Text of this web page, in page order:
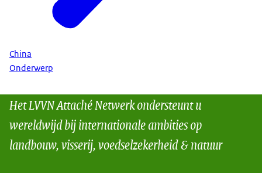
China
Onderwerp
Het LVVN Attaché Netwerk ondersteunt u
wereldwijd bij internationale ambities op
landbouw, visserij, voedselzekerheid & natuur